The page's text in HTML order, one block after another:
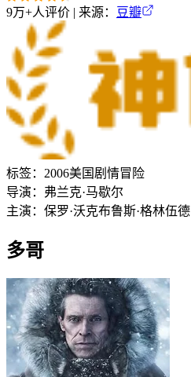
9万+人评价 | 来源： 豆瓣
标签： 2006美国 剧情冒险
导演： 弗兰克·马歇尔
主演： 保罗·沃克布鲁斯·格林伍德
多哥